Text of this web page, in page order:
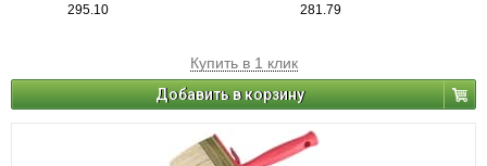
295.10 281.79
Купить в 1 клик
Добавить в корзину